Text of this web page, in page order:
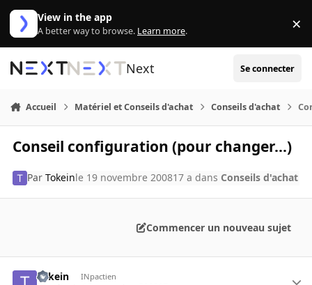
Aller au contenu
View in the app
A better way to browse. Learn more. ×
Next Se connecter
Accueil Matériel et Conseils d'achat Conseils d'achat
Conseil configuration (pour changer...)
ParTokeinle 19 novembre 200817 a dans Conseils d'achat
Commencer un nouveau sujet
Tokein INpactien